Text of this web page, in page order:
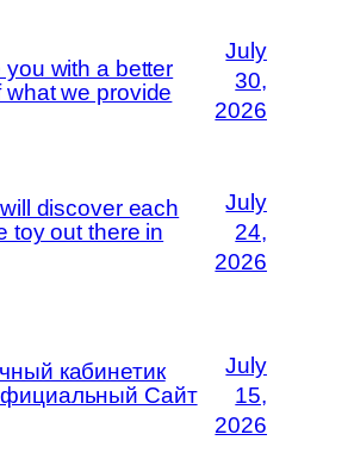
you with a better
we provide
July
30,
2026
discover each
toy out there in
July
24,
2026
кабинетик
Сайт
July
15,
2026